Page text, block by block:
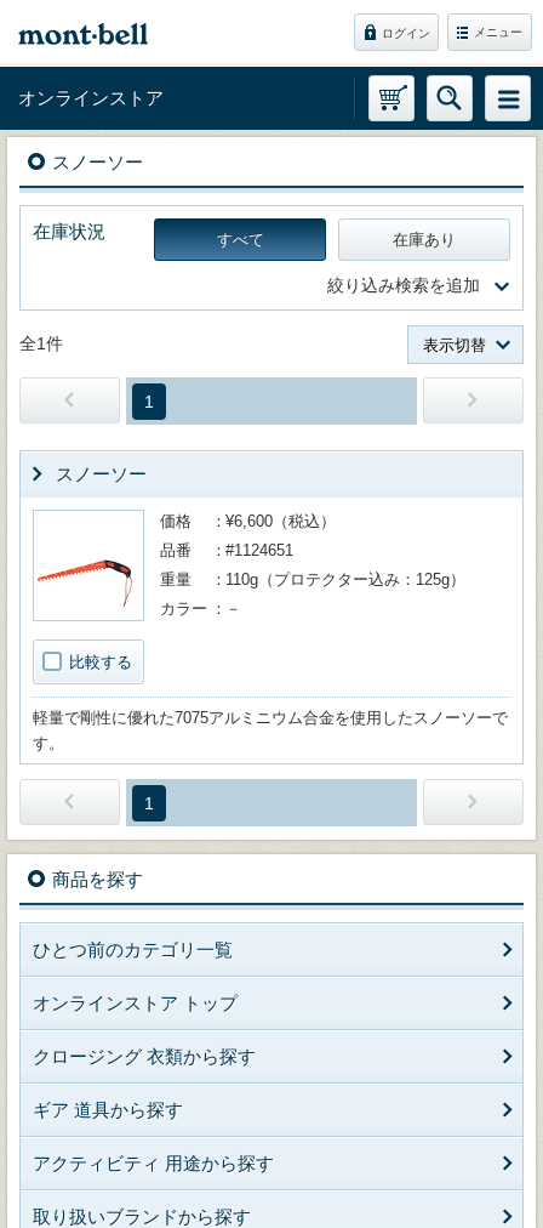
ログイン メニュー
オンラインストア
スノーソー
在庫状況 すべて 在庫あり
絞り込み検索を追加
全1件 表示切替
1
スノーソー
比較する
価格
¥6,600（税込）
品番
#1124651
重量
110g（プロテクター込み：125g）
カラー
－
軽量で剛性に優れた7075アルミニウム合金を使用したスノーソーで
す。
1
商品を探す
ひとつ前のカテゴリ一覧
オンラインストア トップ
クロージング 衣類から探す
ギア 道具から探す
アクティビティ 用途から探す
取り扱いブランドから探す